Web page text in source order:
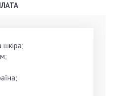
шкіра;